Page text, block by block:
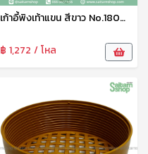
เก้าอี้พิงเท้าแขน สีขาว No.180W LK
฿ 1,272 / โหล